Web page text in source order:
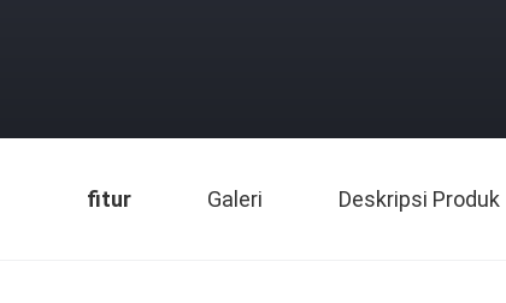
fitur Galeri Deskripsi Produk